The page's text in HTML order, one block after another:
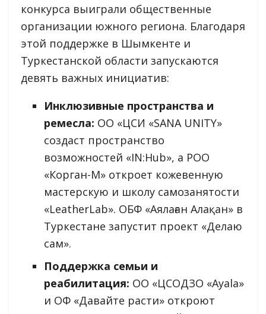
конкурса выиграли общественные
организации южного региона. Благодаря
этой поддержке в Шымкенте и
Туркестанской области запускаются
девять важных инициатив:
Инклюзивные пространства и
ремесла: ОО «ЦСИ «SANA UNITY»
создаст пространство
возможностей «IN:Hub», а РОО
«Корган-М» откроет кожевенную
мастерскую и школу самозанятости
«LeatherLab». ОБФ «Аялаған Алақан» в
Туркестане запустит проект «Делаю
сам».
Поддержка семьи и
реабилитация: ОО «ЦСОДЗО «Ayala»
и ОФ «Давайте расти» откроют